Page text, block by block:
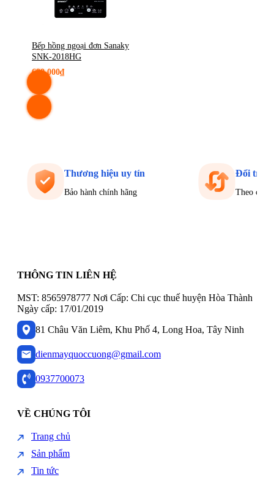
Bếp hồng ngoại đơn Sanaky
SNK-2018HG
690.000₫
Thương hiệu uy tín
Bảo hành chính hãng
Đổi trả
Theo
THÔNG TIN LIÊN HỆ
MST: 8565978777 Nơi Cấp: Chi cục thuế huyện Hòa Thành
Ngày cấp: 17/01/2019
81 Châu Văn Liêm, Khu Phố 4, Long Hoa, Tây Ninh
dienmayquoccuong@gmail.com
0937700073
VỀ CHÚNG TÔI
Trang chủ
Sản phẩm
Tin tức